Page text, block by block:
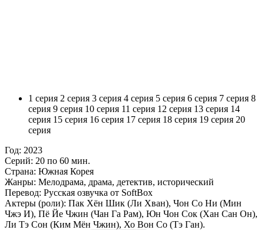
1 серия 2 серия 3 серия 4 серия 5 серия 6 серия 7 серия 8
серия 9 серия 10 серия 11 серия 12 серия 13 серия 14
серия 15 серия 16 серия 17 серия 18 серия 19 серия 20
серия
Год: 2023
Серий: 20 по 60 мин.
Страна: Южная Корея
Жанры: Мелодрама, драма, детектив, исторический
Перевод: Русская озвучка от SoftBox
Актеры (роли): Пак Хён Шик (Ли Хван), Чон Со Ни (Мин
Чжэ И), Пё Йе Чжин (Чан Га Рам), Юн Чон Сок (Хан Сан Он),
Ли Тэ Сон (Ким Мён Чжин), Хо Вон Со (Тэ Ган).